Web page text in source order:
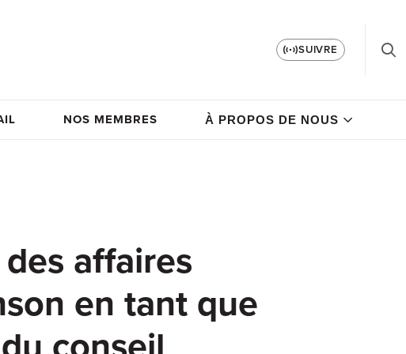
SUIVRE
NOS MEMBRES À PROPOS DE NOUS
affaires
en tant que